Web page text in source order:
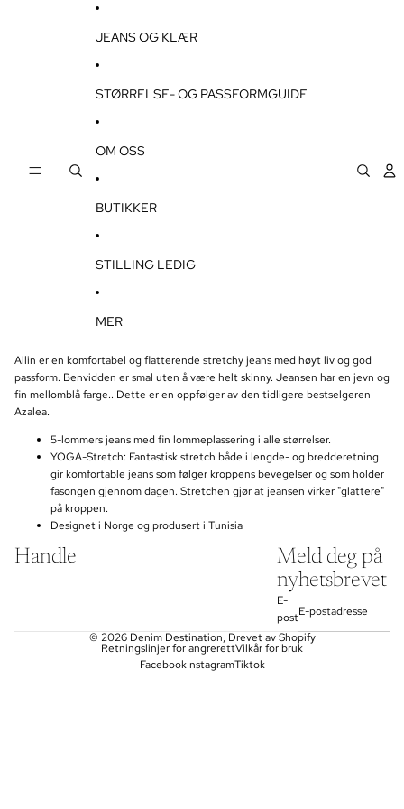
JEANS OG KLÆR
STØRRELSE- OG PASSFORMGUIDE
OM OSS
BUTIKKER
STILLING LEDIG
MER
Ailin er en komfortabel og flatterende stretchy jeans med høyt liv og god
passform. Benvidden er smal uten å være helt skinny. Jeansen har en jevn og
fin mellomblå farge.. Dette er en oppfølger av den tidligere bestselgeren
Azalea.
5-lommers jeans med fin lommeplassering i alle størrelser.
YOGA-Stretch: Fantastisk stretch både i lengde- og bredderetning
gir komfortable jeans som følger kroppens bevegelser og som holder
fasongen gjennom dagen. Stretchen gjør at jeansen virker "glattere"
på kroppen.
Designet i Norge og produsert i Tunisia
Handle
Meld deg på
nyhetsbrevet
E-
post
© 2026 Denim Destination, Drevet av Shopify
Retningslinjer for angrerettVilkår for bruk
FacebookInstagramTiktok